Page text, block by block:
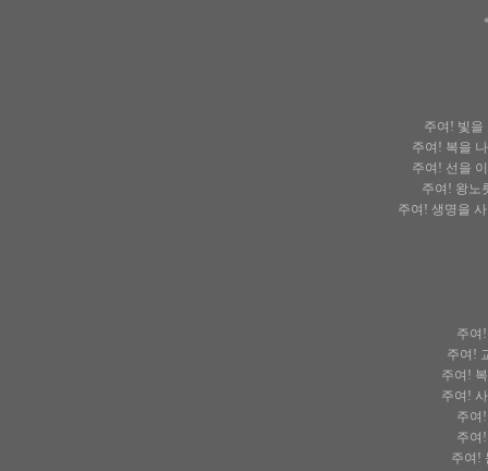
주여! 빛
주여! 복을
주여! 선을
주여! 왕노
주여! 생명을
주여
주여!
주여!
주여!
주여
주여
주여!